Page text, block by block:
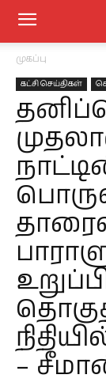
முகப்பு
கட்சி செய்திகள்
–